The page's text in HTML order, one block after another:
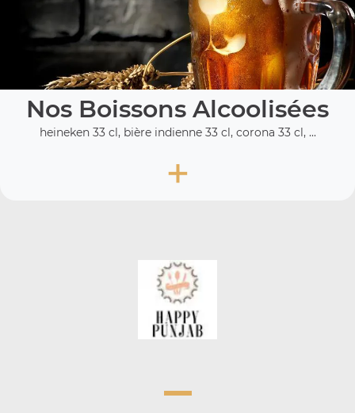
Nos Boissons Alcoolisées
heineken 33 cl, bière indienne 33 cl, corona 33 cl, ...
+